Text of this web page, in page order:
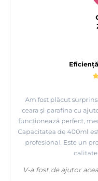
Am fost plăcut
ceara și parafina cu
funcționează perfect,
Capacitatea de 400ml
profesional. Este un
V-a fost de ajutor